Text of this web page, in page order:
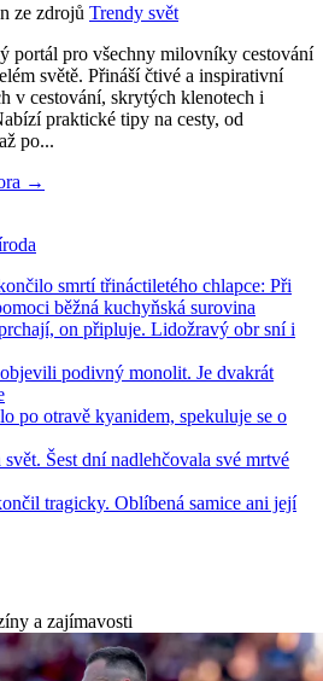
ze zdrojů Trendy svět
portál pro všechny milovníky cestování
světě. Přináší čtivé a inspirativní
v cestování, skrytých klenotech i
praktické tipy na cesty, od
po...
→
smrtí třináctiletého chlapce: Při
běžná kuchyňská surovina
on připluje. Lidožravý obr sní i
podivný monolit. Je dvakrát
po otravě kyanidem, spekuluje se o
Šest dní nadlehčovala své mrtvé
tragicky. Oblíbená samice ani její
a zajímavosti